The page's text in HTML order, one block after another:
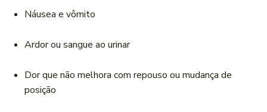
Náusea e vômito
Ardor ou sangue ao urinar
Dor que não melhora com repouso ou mudança de
posição